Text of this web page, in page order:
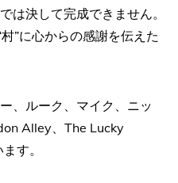
は決して完成できません。
”に心からの感謝を伝えた
、ルーク、マイク、ニッ
Alley、The Lucky
す。